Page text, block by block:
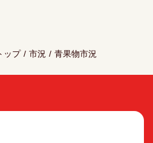
ップ / 市況 / 青果物市況